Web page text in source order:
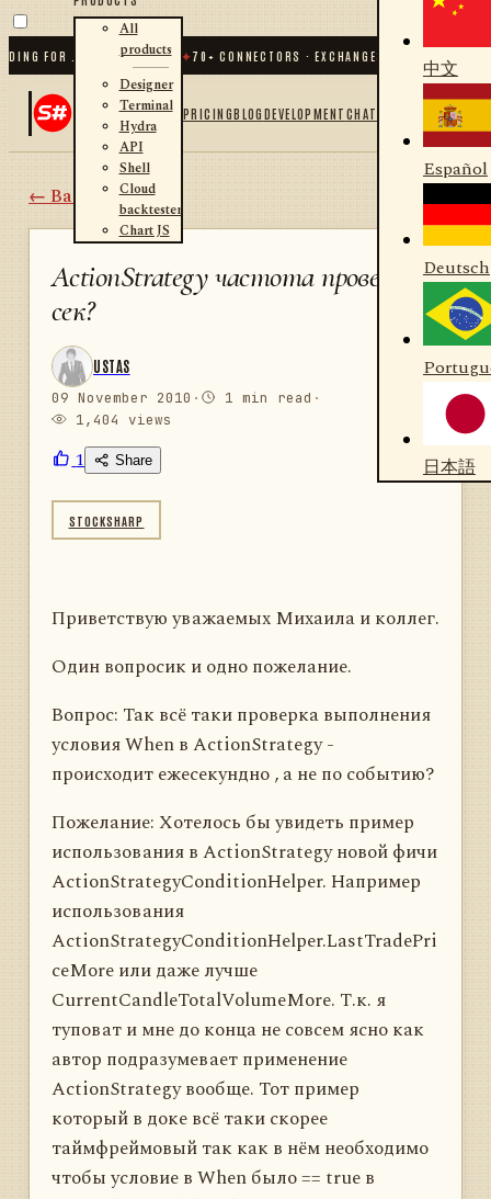
FOR .NET AND PYTHON✦70+ CONNECTORS · EXCHANGES · BROKERS ·
All
products
Designer
Terminal
Hydra
API
Shell
Cloud
backtester
Chart JS
PRICINGBLOGDEVELOPMENTCHAT
中文
Español
Deutsch
日本語
← Back
ActionStrategy частота проверки 1
сек?
USTAS
09 November 2010 · 1 min read ·
1,404 views
1 Share
STOCKSHARP
Приветствую уважаемых Михаила и коллег.
Один вопросик и одно пожелание.
Вопрос: Так всё таки проверка выполнения
условия When в ActionStrategy -
происходит ежесекундно , а не по событию?
Пожелание: Хотелось бы увидеть пример
использования в ActionStrategy новой фичи
ActionStrategyConditionHelper. Например
использования
ActionStrategyConditionHelper.LastTradePri
ceMore или даже лучше
CurrentCandleTotalVolumeMore. Т.к. я
туповат и мне до конца не совсем ясно как
автор подразумевает применение
ActionStrategy вообще. Тот пример
который в доке всё таки скорее
таймфреймовый так как в нём необходимо
чтобы условие в When было == true в